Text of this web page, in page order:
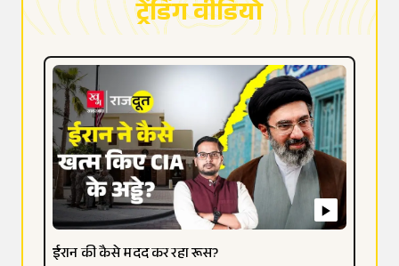
ट्रेंडिंग वीडियो
ईरान की कैसे मदद कर रहा रूस?